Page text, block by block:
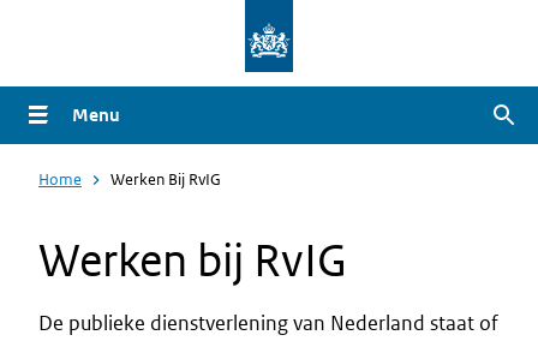
naar
de
gaan
Menu
Home Werken Bij RvIG
Werken bij RvIG
De publieke dienstverlening van Nederland staat of